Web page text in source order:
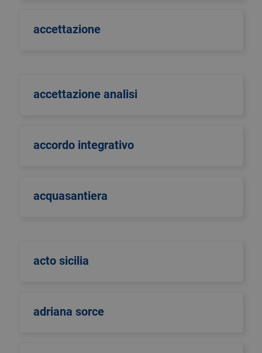
accettazione
accettazione analisi
accordo integrativo
acquasantiera
acto sicilia
adriana sorce